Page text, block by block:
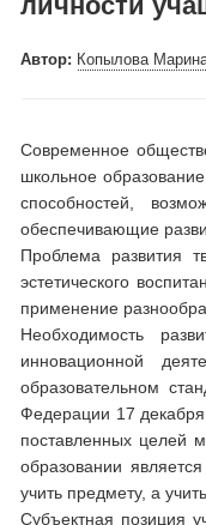
Автор: Копылова
Современное
школьное
способностей,
обеспечивающие
Проблема развития
эстетического
применение
Необходимость
инновационной
образовательном
Федерации 17 декабря
поставленных целей
образовании
учить предмету, а
Субъектная позиция